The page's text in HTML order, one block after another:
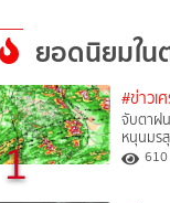
ยอดนิยมใ
1
#ข่าวเ
จับตาฝ
หนุนมร
610